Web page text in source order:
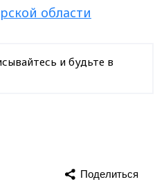
области
и будьте в
Поделиться